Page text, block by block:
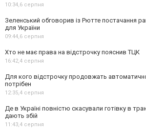
10:34,6 серпня
Зеленський обговорив із Рютте постачання
для України
09:44,6 серпня
Хто не має права на відстрочку пояснив ТЦК
16:42,4 серпня
Для кого відстрочку продовжать
потрібен
12:35,4 серпня
Де в Україні повністю скасували готівку в
дають збій
11:43,4 серпня